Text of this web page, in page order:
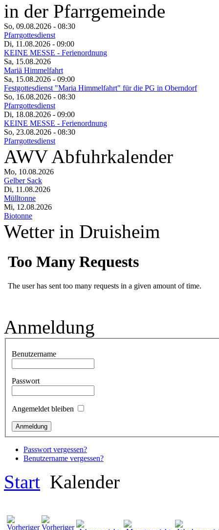
in der Pfarrgemeinde
So, 09.08.2026 - 08:30
Pfarrgottesdienst
Di, 11.08.2026 - 09:00
KEINE MESSE - Ferienordnung
Sa, 15.08.2026
Mariä Himmelfahrt
Sa, 15.08.2026 - 09:00
Festgottesdienst "Maria Himmelfahrt" für die PG in Oberndorf
So, 16.08.2026 - 08:30
Pfarrgottesdienst
Di, 18.08.2026 - 09:00
KEINE MESSE - Ferienordnung
So, 23.08.2026 - 08:30
Pfarrgottesdienst
AWV Abfuhrkalender
Mo, 10.08.2026
Gelber Sack
Di, 11.08.2026
Mülltonne
Mi, 12.08.2026
Biotonne
Wetter in Druisheim
Anmeldung
Benutzername
Passwort
Angemeldet bleiben
Passwort vergessen?
Benutzername vergessen?
Start Kalender